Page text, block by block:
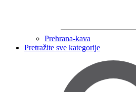
Prehrana-kava
Pretražite sve kategorije